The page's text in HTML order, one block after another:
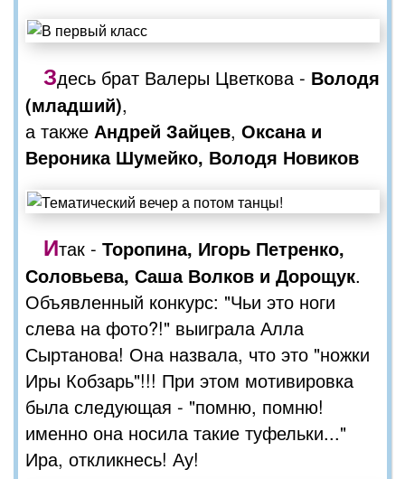
З десь брат Валеры Цветкова - Володя
(младший),
а также Андрей Зайцев, Оксана и
Вероника Шумейко, Володя Новиков
Итак - Торопина, Игорь Петренко,
Соловьева, Саша Волков и Дорощук.
Объявленный конкурс: "Чьи это ноги
слева на фото?!" выиграла Алла
Сыртанова! Она назвала, что это "ножки
Иры Кобзарь"!!! При этом мотивировка
была следующая - "помню, помню!
именно она носила такие туфельки..."
Ира, откликнесь! Ау!